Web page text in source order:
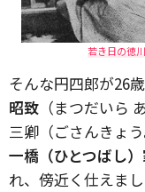
若き日の徳
そんな円四郎が26
昭致 （まつだいら
三卿（ごさんきょ
一橋（ひとつばし
れ、傍近く仕えまし